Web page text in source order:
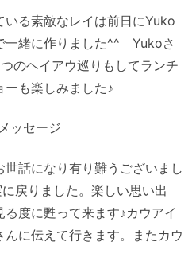
る素敵なレイは前日にYuko
一緒に作りました^^ Yukoさ
のヘイアウ巡りもしてランチ
ーも楽しみました♪
ッセージ
世話になり有り難うございまし
戻りました。楽しい思い出
度に甦って来ます♪カウアイ
に伝えて行きます。またカウ